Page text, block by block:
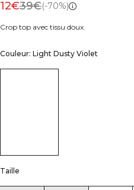
12€39€(-70%)
Crop top avec tissu doux.
Couleur: Light Dusty Violet
Taille